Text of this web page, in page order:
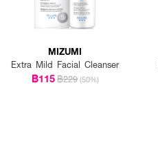
MIZUMI
Extra Mild Facial Cleanser
฿115฿229 (50%)